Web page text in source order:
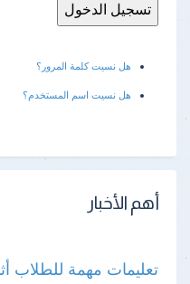
هل نسيت كلمة المرور؟
هل نسيت اسم المستخدم؟
أهم الأخبار
تعليمات مهمة للطلاب